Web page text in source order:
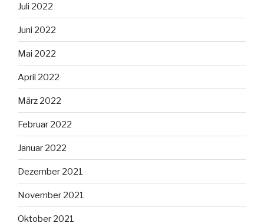
Juli 2022
Juni 2022
Mai 2022
April 2022
März 2022
Februar 2022
Januar 2022
Dezember 2021
November 2021
Oktober 2021